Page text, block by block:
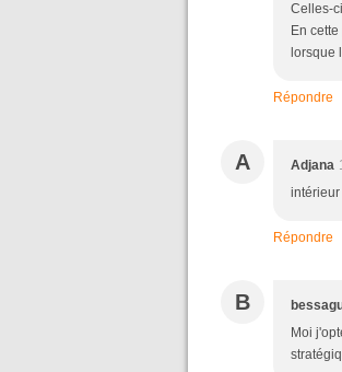
Celles-
En
lorsque
Répondre
A Adjana
intérieur
Répondre
B
Moi